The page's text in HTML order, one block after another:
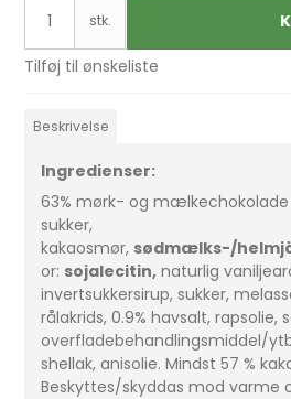
stk.
Tilføj til ønskeliste
Beskrivelse
Ingredienser:
63% mørk- og
sukker,
kakaosmør, sødmælks-/
or: sojalecitin, naturlig
invertsukkersirup, sukker,
rålakrids, 0.9% havsalt, rapsolie,
overfladebehandlingsmiddel/
shellak, anisolie. Mindst 57 %
Beskyttes/skyddas mod varme